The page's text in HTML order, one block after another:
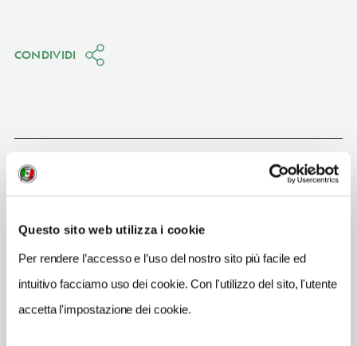
Questo sito web utilizza i cookie
Per rendere l’accesso e l’uso del nostro sito più facile ed
intuitivo facciamo uso dei cookie. Con l'utilizzo del sito, l'utente
accetta l'impostazione dei cookie.
CONDIVIDI
Gradisca d'Isonzo
via Bergamas - 34072
Gradisca d'Isonzo (GO)
Friuli Venezia Giulia IT